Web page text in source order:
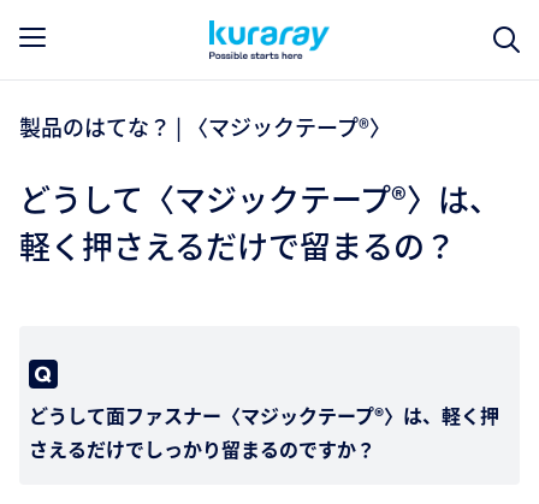
製品のはてな？ | 〈マジックテープ®〉
どうして〈マジックテープ®〉は、
軽く押さえるだけで留まるの？
どうして面ファスナー〈マジックテープ®〉は、軽く押
さえるだけでしっかり留まるのですか？